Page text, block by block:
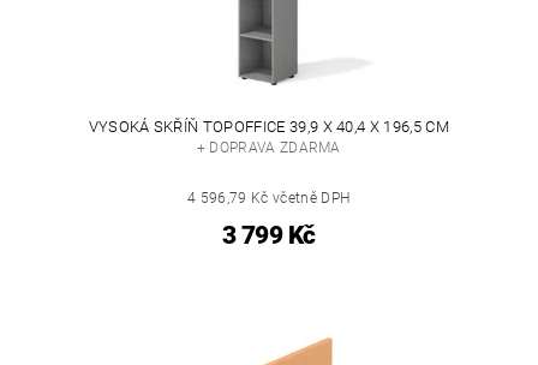
VYSOKÁ SKŘÍŇ TOPOFFICE 39,9 X 40,4 X 196,5 CM
+ DOPRAVA ZDARMA
4 596,79 Kč včetně DPH
3 799 Kč